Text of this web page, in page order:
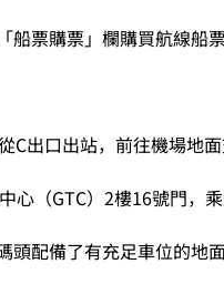
票購票」欄購買航線船票
C出口出站，前往機場地
心（GTC）2樓16號門，
頭配備了有充足車位的地